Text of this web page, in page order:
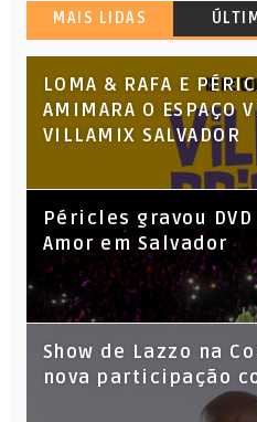
MAIS LIDAS
LOMA & RAFA E
AMIMARA O ESPAÇO
VILLAMIX SALVADOR
Péricles gravou
Amor em Salvador
Show de Lazzo na
nova participação